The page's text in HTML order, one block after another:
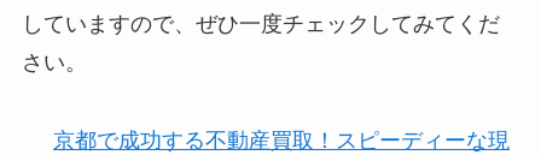
していますので、ぜひ一度チェックしてみてくだ
さい。
京都で成功する不動産買取！スピーディーな現